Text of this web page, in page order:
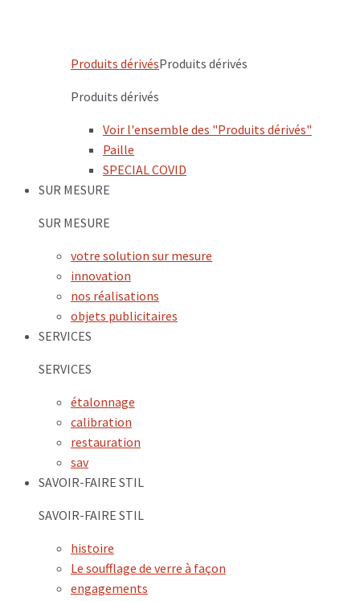
Produits dérivésProduits dérivés
Produits dérivés
Voir l'ensemble des "Produits dérivés"
Paille
SPECIAL COVID
SUR MESURE
SUR MESURE
votre solution sur mesure
innovation
nos réalisations
objets publicitaires
SERVICES
SERVICES
étalonnage
calibration
restauration
sav
SAVOIR-FAIRE STIL
SAVOIR-FAIRE STIL
histoire
Le soufflage de verre à façon
engagements